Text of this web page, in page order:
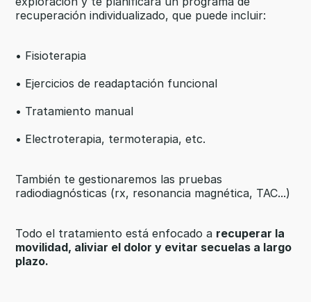
recuperación individualizado, que puede incluir:
• Fisioterapia
• Ejercicios de readaptación funcional
• Tratamiento manual
• Electroterapia, termoterapia, etc.
También te gestionaremos las pruebas
radiodiagnósticas (rx, resonancia magnética, TAC...)
Todo el tratamiento está enfocado a recuperar la
movilidad, aliviar el dolor y evitar secuelas a largo
plazo.